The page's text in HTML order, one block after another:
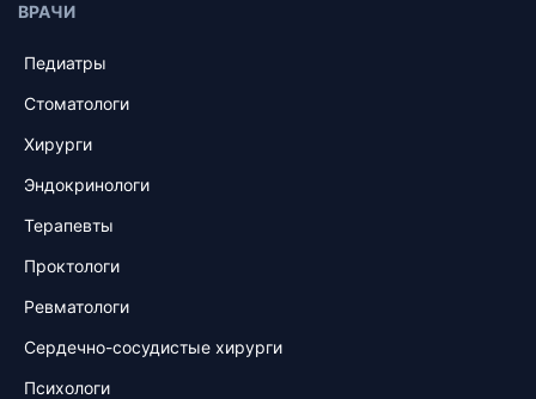
ВРАЧИ
Педиатры
Стоматологи
Хирурги
Эндокринологи
Терапевты
Проктологи
Ревматологи
Сердечно-сосудистые хирурги
Психологи